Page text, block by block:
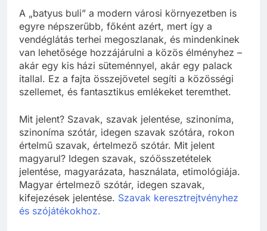
A „batyus buli” a modern városi környezetben is
egyre népszerűbb, főként azért, mert így a
vendéglátás terhei megoszlanak, és mindenkinek
van lehetősége hozzájárulni a közös élményhez –
akár egy kis házi süteménnyel, akár egy palack
itallal. Ez a fajta összejövetel segíti a közösségi
szellemet, és fantasztikus emlékeket teremthet.
Mit jelent? Szavak, szavak jelentése, szinoníma,
szinoníma szótár, idegen szavak szótára, rokon
értelmű szavak, értelmező szótár. Mit jelent
magyarul? Idegen szavak, szóösszetételek
jelentése, magyarázata, használata, etimológiája.
Magyar értelmező szótár, idegen szavak,
kifejezések jelentése. Szavak keresztrejtvényhez
és szójátékokhoz.